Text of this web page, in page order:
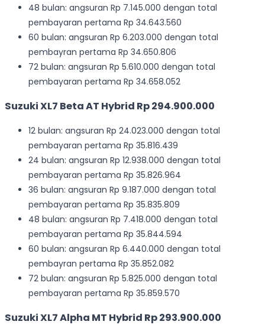
48 bulan: angsuran Rp 7.145.000 dengan total
pembayaran pertama Rp 34.643.560
60 bulan: angsuran Rp 6.203.000 dengan total
pembayran pertama Rp 34.650.806
72 bulan: angsuran Rp 5.610.000 dengan total
pembayaran pertama Rp 34.658.052
Suzuki XL7 Beta AT Hybrid Rp 294.900.000
12 bulan: angsuran Rp 24.023.000 dengan total
pembayaran pertama Rp 35.816.439
24 bulan: angsuran Rp 12.938.000 dengan total
pembayaran pertama Rp 35.826.964
36 bulan: angsuran Rp 9.187.000 dengan total
pembayaran pertama Rp 35.835.809
48 bulan: angsuran Rp 7.418.000 dengan total
pembayaran pertama Rp 35.844.594
60 bulan: angsuran Rp 6.440.000 dengan total
pembayran pertama Rp 35.852.082
72 bulan: angsuran Rp 5.825.000 dengan total
pembayaran pertama Rp 35.859.570
Suzuki XL7 Alpha MT Hybrid Rp 293.900.000